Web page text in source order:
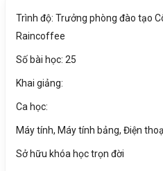
Trình độ: Trưởng phòng đào tạo
Raincoffee
Số bài học: 25
Khai giảng:
Ca học:
Máy tính, Máy tính bảng, Điện
Sở hữu khóa học trọn đời